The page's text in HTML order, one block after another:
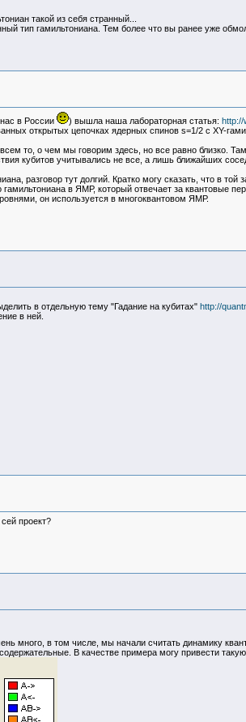
такой из себя странный...
тип гамильтониана. Тем более что вы ранее уже
в России ) вышла наша лабораторная статья: http://
открытых цепочках ядерных спинов s=1/2 с XY-
то, о чем мы говорим здесь, но все равно близко.
кубитов учитывались не все, а лишь ближайших
разговор тут долгий. Кратко могу сказать, что в той
в ЯМР, который отвечает за квантовые
он используется в многоквантовом ЯМР.
в отдельную тему "Гадание на кубитах" http://
в ней.
проект?
много, в том числе, мы начали считать динамику
В качестве примера могу привести такую